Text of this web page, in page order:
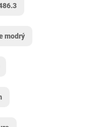
modrý